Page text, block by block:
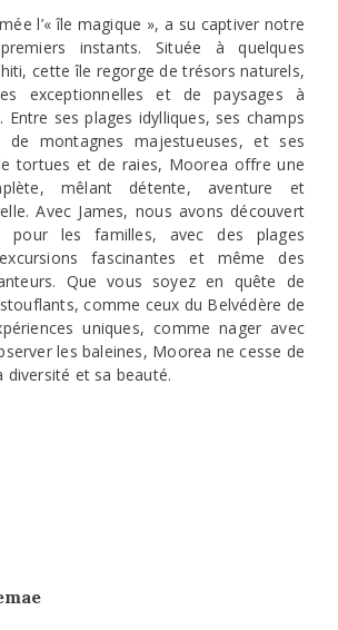
l’« île magique », a su captiver notre
instants. Située à quelques
cette île regorge de trésors naturels,
exceptionnelles et de paysages à
ses plages idylliques, ses champs
de montagnes majestueuses, et ses
tortues et de raies, Moorea offre une
mêlant détente, aventure et
Avec James, nous avons découvert
pour les familles, avec des plages
fascinantes et même des
Que vous soyez en quête de
comme ceux du Belvédère de
uniques, comme nager avec
les baleines, Moorea ne cesse de
diversité et sa beauté.